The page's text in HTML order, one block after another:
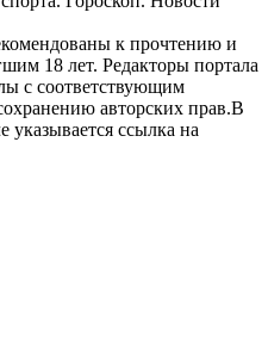
к прочтению и
18 лет. Редакторы портала
с соответствующим
авторских прав.В
ссылка на